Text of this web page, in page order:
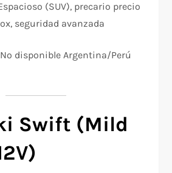
(SUV), precario precio
seguridad avanzada
No disponible Argentina/Perú
Swift (Mild